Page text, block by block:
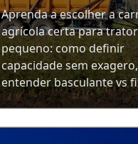
Aprenda a escolher a
agrícola certa para trator
pequeno: como definir
capacidade sem exagero,
entender basculante vs